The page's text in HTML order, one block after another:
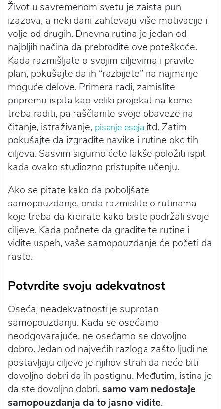
Život u savremenom svetu je zaista pun
izazova, a neki dani zahtevaju više motivacije i
volje od drugih. Dnevna rutina je jedan od
najbljih načina da prebrodite ove poteškoće.
Kada razmišljate o svojim ciljevima i pravite
plan, pokušajte da ih “razbijete” na najmanje
moguće delove. Primera radi, zamislite
pripremu ispita kao veliki projekat na kome
treba raditi, pa raščlanite svoje obaveze na
čitanje, istraživanje, pisanje eseja itd. Zatim
pokušajte da izgradite navike i rutine oko tih
ciljeva. Sasvim sigurno ćete lakše položiti ispit
kada ovako studiozno pristupite učenju.
Ako se pitate kako da poboljšate
samopouzdanje, onda razmislite o rutinama
koje treba da kreirate kako biste podržali svoje
ciljeve. Kada počnete da gradite te rutine i
vidite uspeh, vaše samopouzdanje će početi da
raste.
Potvrdite svoju adekvatnost
Osećaj neadekvatnosti je suprotan
samopouzdanju. Kada se osećamo
neodgovarajuće, ne osećamo se dovoljno
dobro. Jedan od najvećih razloga zašto ljudi ne
postavljaju ciljeve je njihov strah da neće biti
dovoljno dobri da ih postignu. Međutim, istina je
da ste dovoljno dobri, samo vam nedostaje
samopouzdanja da to jasno vidite.